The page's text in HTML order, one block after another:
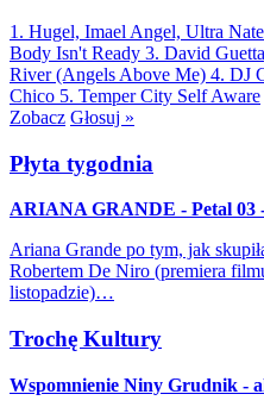
1. Hugel, Imael Angel, Ultra Nate
Body Isn't Ready 3. David
River (Angels Above Me) 4. DJ
Chico 5. Temper City Self Aware
Zobacz Głosuj »
Płyta tygodnia
ARIANA GRANDE - Petal 03
Ariana Grande po tym, jak
Robertem De Niro (premiera
listopadzie)…
Trochę Kultury
Wspomnienie Niny Grudnik -